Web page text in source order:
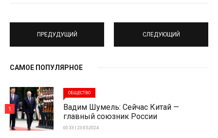
ПРЕДУДУЩИЙ СЛЕДУЮЩИЙ
САМОЕ ПОПУЛЯРНОЕ
ОБЩЕСТВО
Вадим Шумель: Сейчас Китай —
главный союзник России
00:33 | 23-05-2024
1